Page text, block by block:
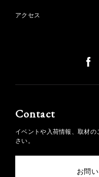
アクセス
Contact
イベントや入荷情報、取材
さい。
お問